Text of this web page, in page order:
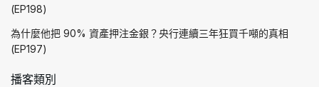
(EP198)
為什麼他把 90% 資產押注金銀？央行連續三年狂買千噸的真相
(EP197)
播客類別